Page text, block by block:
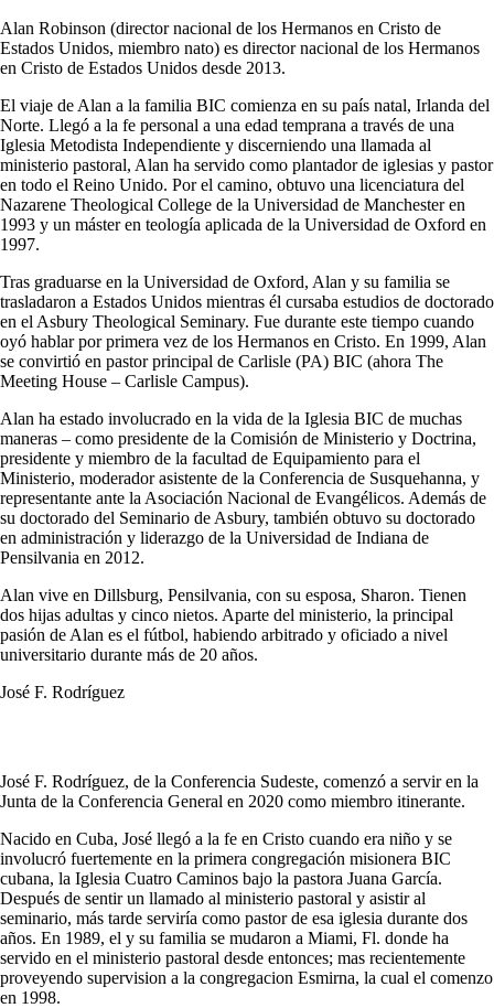
Alan Robinson (director nacional de los Hermanos en Cristo de
Estados Unidos, miembro nato) es director nacional de los Hermanos
en Cristo de Estados Unidos desde 2013.
El viaje de Alan a la familia BIC comienza en su país natal, Irlanda del
Norte. Llegó a la fe personal a una edad temprana a través de una
Iglesia Metodista Independiente y discerniendo una llamada al
ministerio pastoral, Alan ha servido como plantador de iglesias y pastor
en todo el Reino Unido. Por el camino, obtuvo una licenciatura del
Nazarene Theological College de la Universidad de Manchester en
1993 y un máster en teología aplicada de la Universidad de Oxford en
1997.
Tras graduarse en la Universidad de Oxford, Alan y su familia se
trasladaron a Estados Unidos mientras él cursaba estudios de doctorado
en el Asbury Theological Seminary. Fue durante este tiempo cuando
oyó hablar por primera vez de los Hermanos en Cristo. En 1999, Alan
se convirtió en pastor principal de Carlisle (PA) BIC (ahora The
Meeting House – Carlisle Campus).
Alan ha estado involucrado en la vida de la Iglesia BIC de muchas
maneras – como presidente de la Comisión de Ministerio y Doctrina,
presidente y miembro de la facultad de Equipamiento para el
Ministerio, moderador asistente de la Conferencia de Susquehanna, y
representante ante la Asociación Nacional de Evangélicos. Además de
su doctorado del Seminario de Asbury, también obtuvo su doctorado
en administración y liderazgo de la Universidad de Indiana de
Pensilvania en 2012.
Alan vive en Dillsburg, Pensilvania, con su esposa, Sharon. Tienen
dos hijas adultas y cinco nietos. Aparte del ministerio, la principal
pasión de Alan es el fútbol, habiendo arbitrado y oficiado a nivel
universitario durante más de 20 años.
José F. Rodríguez
José F. Rodríguez, de la Conferencia Sudeste, comenzó a servir en la
Junta de la Conferencia General en 2020 como miembro itinerante.
Nacido en Cuba, José llegó a la fe en Cristo cuando era niño y se
involucró fuertemente en la primera congregación misionera BIC
cubana, la Iglesia Cuatro Caminos bajo la pastora Juana García.
Después de sentir un llamado al ministerio pastoral y asistir al
seminario, más tarde serviría como pastor de esa iglesia durante dos
años. En 1989, el y su familia se mudaron a Miami, Fl. donde ha
servido en el ministerio pastoral desde entonces; mas recientemente
proveyendo supervision a la congregacion Esmirna, la cual el comenzo
en 1998.